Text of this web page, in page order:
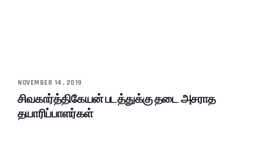
NOVEMBER 14, 2019
சிவகார்த்திகேயன் படத்துக்கு தடை அசராத
தயாரிப்பாளர்கள்